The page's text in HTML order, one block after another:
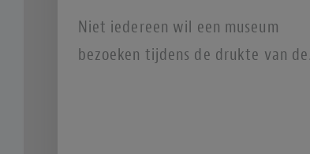
Niet iedereen wil een museum
bezoeken tijdens de drukte van de